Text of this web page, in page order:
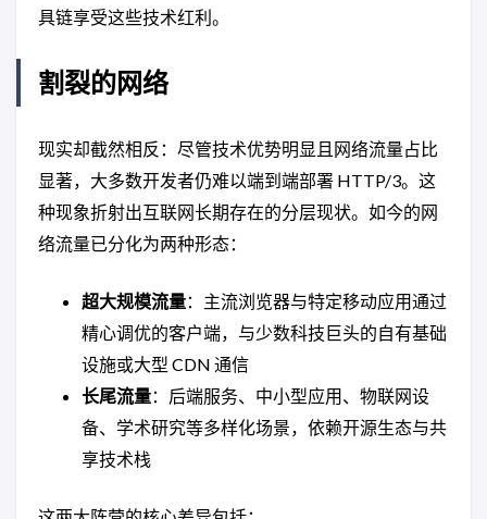
具链享受这些技术红利。
割裂的网络
现实却截然相反：尽管技术优势明显且网络流量占比
显著，大多数开发者仍难以端到端部署 HTTP/3。这
种现象折射出互联网长期存在的分层现状。如今的网
络流量已分化为两种形态：
超大规模流量：主流浏览器与特定移动应用通过
精心调优的客户端，与少数科技巨头的自有基础
设施或大型 CDN 通信
长尾流量：后端服务、中小型应用、物联网设
备、学术研究等多样化场景，依赖开源生态与共
享技术栈